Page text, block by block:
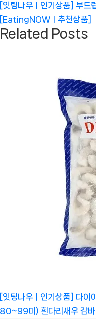
색
Next
Post:
[잇팅나우ㅣ인기상품] 부드
[EatingNOWㅣ추천상품]
Related Posts
[잇팅나우ㅣ인기상품] 다
80~99미) 흰다리새우 감